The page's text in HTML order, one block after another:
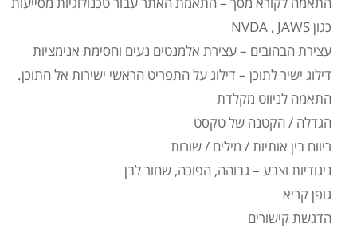
כגון NVDA , JAWS
עצירת הבהובים – עצירת אלמנטים נעים וחסימת אנימציות
דילוג ישיר לתוכן – דילוג על התפריט הראשי ישירות אל התוכן.
התאמה לניווט מקלדת
הגדלה / הקטנה של טקסט
ריווח בין אותיות / מילים / שורות
ניגודיות וצבע – גבוהה, הפוכה, שחור לבן
גופן קריא
הדגשת קישורים